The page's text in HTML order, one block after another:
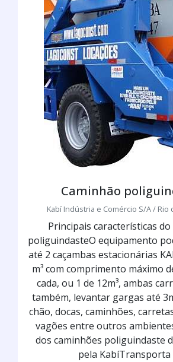
Caminhão
Kabí Indústria e Comércio S/A / Rio
Principais características
poliguindasteO equipamento
até 2 caçambas estacionárias
m³ com comprimento máximo
cada, ou 1 de 12m³, ambas
também, levantar gargas até
chão, docas, caminhões,
vagões entre outros
dos caminhões poliguindaste
pela KabíTransporta